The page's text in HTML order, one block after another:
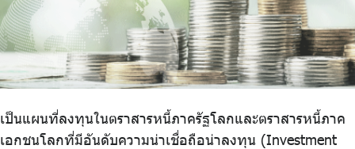
ไทย | Eng
เป็นแผนที่ลงทุนในตราสารหนี้ภาครัฐโลกและตราสารหนี้ภาค
เอกชนโลกที่มีอันดับความน่าเชื่อถือน่าลงทุน (Investment